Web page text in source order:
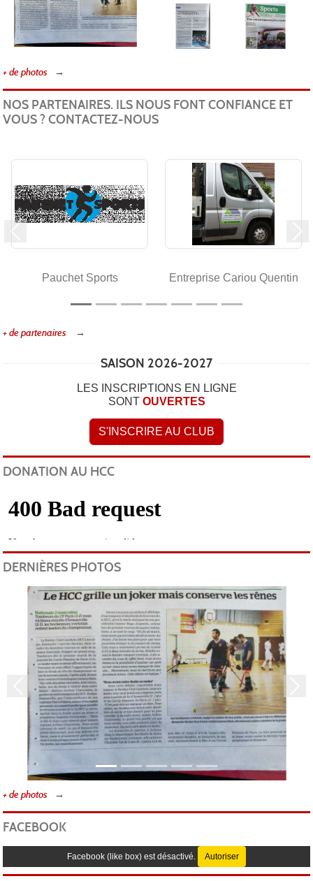
+ de photos
NOS PARTENAIRES. ILS NOUS FONT CONFIANCE ET
VOUS ? CONTACTEZ-NOUS
Pauchet Sports Entreprise Cariou Quentin
+ de partenaires
SAISON 2026-2027
LES INSCRIPTIONS EN LIGNE
SONT OUVERTES
S'INSCRIRE AU CLUB
DONATION AU HCC
DERNIÈRES PHOTOS
Précedent
+ de photos
FACEBOOK
Facebook (like box) est désactivé. Autoriser